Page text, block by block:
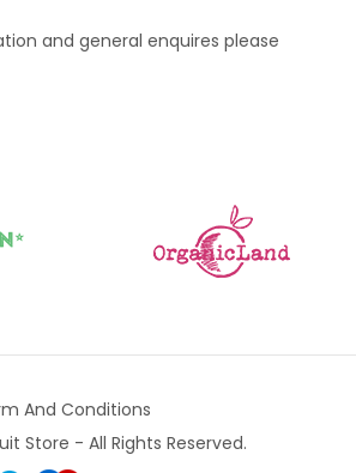
and general enquires please
And Conditions
Store - All Rights Reserved.